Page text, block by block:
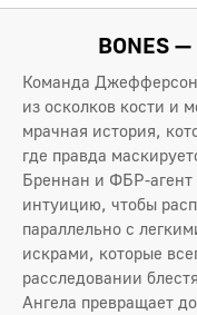
BONES
Команда
из осколков кости и
мрачная история,
где правда
Бреннан и ФБР-агент
интуицию, чтобы
параллельно с
искрами, которые
расследовании
Ангела превращает